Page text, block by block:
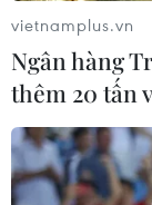
CƠ QUAN CHỦ QUẢN:
Tổng Biên tập:
vietnamplus.vn
Ngân hàng
thêm 20 tấn